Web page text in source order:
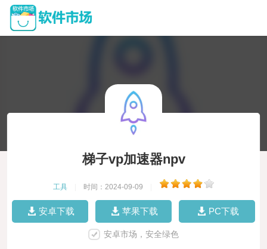
梯子vp加速器npv
工具 时间：2024-09-09
安卓下载 苹果下载 PC下载
安卓市场，安全绿色